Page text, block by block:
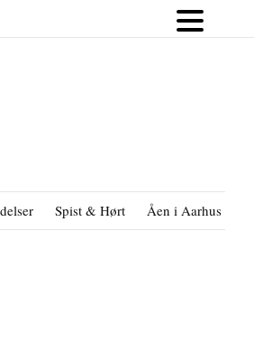
Spist & Hørt Åen i Aarhus